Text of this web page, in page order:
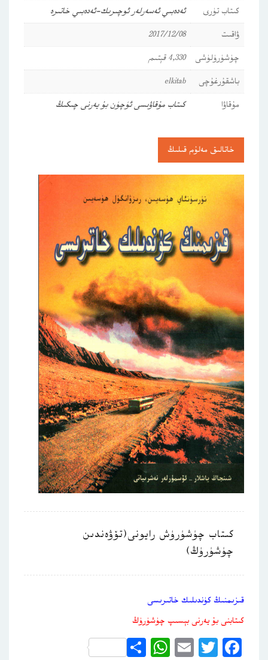
كىتاب تۈرى
ئەدەبىي ئەسەرلەر ئوچىرىك-ئەدەبىي خاتىرە
ۋاقىت
2017/12/08
چۈشۈرۈلۈشى
4,330 قېتىم
باشقۇرغۇچى
elkitab
مۇقاۋا
كىتاب مۇقاۋىسى ئۈچۈن بۇ يەرنى چىكىڭ
خاتالىق مەلۇم قىلىڭ
كىتاب چۈشۈرۈش رايونى(تۆۋەندىن
چۈشۈرۈڭ)
قىزىمنىڭ كۈندىلىك خاتىرىسى
كىتابنى بۇ يەرنى بېسىپ چۈشۈرۈڭ
Facebook
Twitter
Email
WhatsApp
Share